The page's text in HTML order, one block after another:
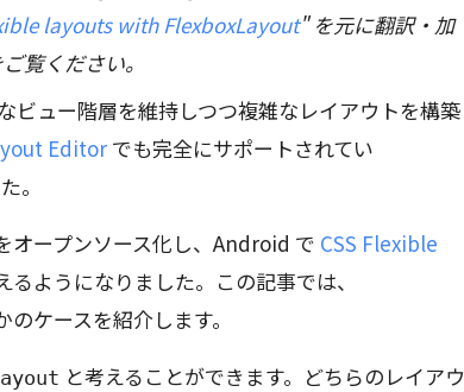
layouts with FlexboxLayout" を元に翻訳・加
覧ください。
ビュー階層を維持しつつ複雑なレイアウトを構築
Editorでも完全にサポートされてい
。
オープンソース化し、Android で CSS Flexible
るようになりました。この記事では、
ケースを紹介します。
と考えることができます。どちらのレイアウ